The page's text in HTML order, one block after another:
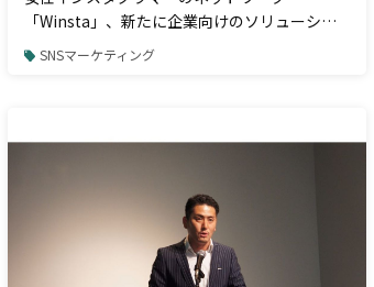
「Winsta」、新たに企業向けのソリューショ
ン提供開始
SNSマーケティング